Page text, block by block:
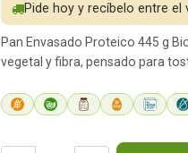
Pide hoy y recíbelo entre el
Pan Envasado Proteico 445 g
vegetal y fibra, pensado para